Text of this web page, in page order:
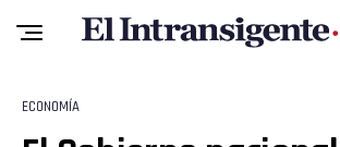
ECONOMÍA